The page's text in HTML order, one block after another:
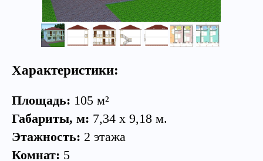
Характеристики:
Площадь: 105 м²
Габариты, м: 7,34 х 9,18 м.
Этажность: 2 этажа
Комнат: 5